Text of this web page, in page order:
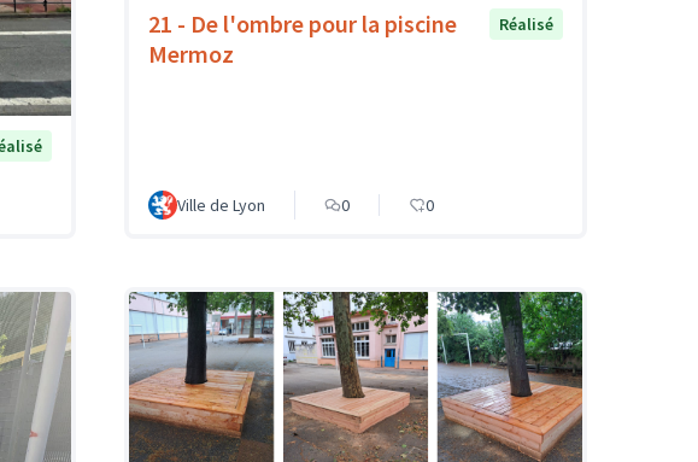
21 - De l'ombre pour la piscine
Mermoz
Réalisé
Ville de Lyon 0 0